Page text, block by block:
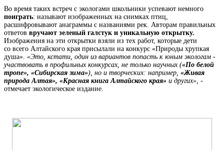
Во время таких встреч с экологами школьники успевают немного
поиграть: называют изображенных на снимках птиц,
расшифровывают анаграммы с названиями рек. Авторам правильных
ответов вручают зеленый галстук и уникальную открытку.
Изображения на эти открытки взяли из тех работ, которые дети
со всего Алтайского края присылали на конкурс «Природы хрупкая
душа». «Это, кстати, один из вариантов попасть к юным экологам -
участвовать в профильных конкурсах, не только научных («По белой
тропе», «Сибирская зима»), но и творческих: например, «Живая
природа Алтая», «Красная книга Алтайского края» и других», -
отмечает экологическое издание.